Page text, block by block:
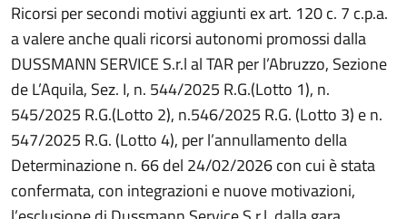
Ricorsi per secondi motivi aggiunti ex art. 120 c. 7 c.p.a.
a valere anche quali ricorsi autonomi promossi dalla
DUSSMANN SERVICE S.r.l al TAR per l’Abruzzo, Sezione
de L’Aquila, Sez. I, n. 544/2025 R.G.(Lotto 1), n.
545/2025 R.G.(Lotto 2), n.546/2025 R.G. (Lotto 3) e n.
547/2025 R.G. (Lotto 4), per l’annullamento della
Determinazione n. 66 del 24/02/2026 con cui è stata
confermata, con integrazioni e nuove motivazioni,